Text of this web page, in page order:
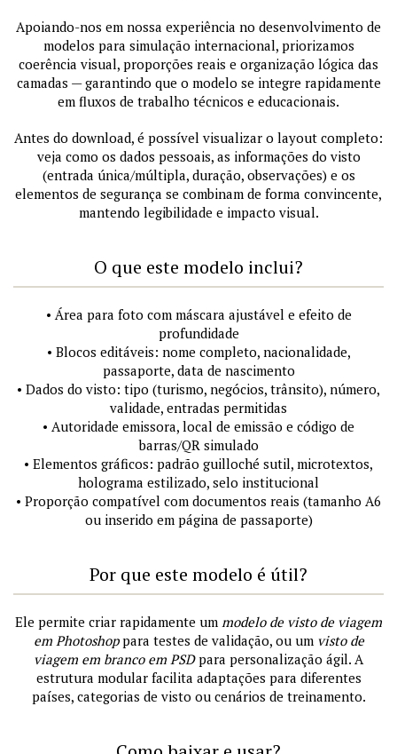
Apoiando-nos em nossa experiência no desenvolvimento de
modelos para simulação internacional, priorizamos
coerência visual, proporções reais e organização lógica das
camadas — garantindo que o modelo se integre rapidamente
em fluxos de trabalho técnicos e educacionais.
Antes do download, é possível visualizar o layout completo:
veja como os dados pessoais, as informações do visto
(entrada única/múltipla, duração, observações) e os
elementos de segurança se combinam de forma convincente,
mantendo legibilidade e impacto visual.
O que este modelo inclui?
• Área para foto com máscara ajustável e efeito de
profundidade
• Blocos editáveis: nome completo, nacionalidade,
passaporte, data de nascimento
• Dados do visto: tipo (turismo, negócios, trânsito), número,
validade, entradas permitidas
• Autoridade emissora, local de emissão e código de
barras/QR simulado
• Elementos gráficos: padrão guilloché sutil, microtextos,
holograma estilizado, selo institucional
• Proporção compatível com documentos reais (tamanho A6
ou inserido em página de passaporte)
Por que este modelo é útil?
Ele permite criar rapidamente um modelo de visto de viagem
em Photoshoppara testes de validação, ou um visto de
viagem em branco em PSDpara personalização ágil. A
estrutura modular facilita adaptações para diferentes
países, categorias de visto ou cenários de treinamento.